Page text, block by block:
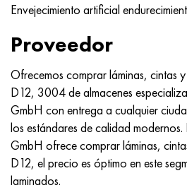
Envejecimiento artificial
Proveedor
Ofrecemos comprar láminas, cintas
D12, 3004 de almacenes
GmbH con entrega a cualquier
los estándares de calidad
GmbH ofrece comprar láminas,
D12, el precio es óptimo en este
laminados.